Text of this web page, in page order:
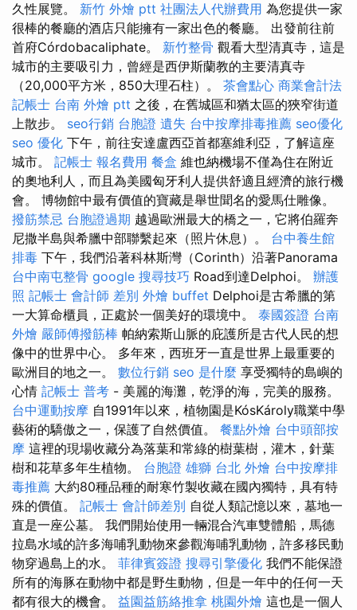
久性展覽。 新竹 外燴 ptt 社團法人代辦費用 為您提供一家
很棒的餐廳的酒店只能擁有一家出色的餐廳。 出發前往前
首府Córdobacaliphate。 新竹整骨 觀看大型清真寺，這是
城市的主要吸引力，曾經是西伊斯蘭教的主要清真寺
（20,000平方米，850大理石柱）。 茶會點心 商業會計法
記帳士 台南 外燴 ptt 之後，在舊城區和猶太區的狹窄街道
上散步。 seo行銷 台胞證 遺失 台中按摩排毒推薦 seo優化
seo 優化 下午，前往安達盧西亞首都塞維利亞，了解這座
城市。 記帳士 報名費用 餐盒 維也納機場不僅為住在附近
的奧地利人，而且為美國匈牙利人提供舒適且經濟的旅行機
會。 博物館中最有價值的寶藏是舉世聞名的愛馬仕雕像。
撥筋禁忌 台胞證過期 越過歐洲最大的橋之一，它將伯羅奔
尼撒半島與希臘中部聯繫起來（照片休息）。 台中養生館
排毒 下午，我們沿著科林斯灣（Corinth）沿著Panorama
台中南屯整骨 google 搜尋技巧 Road到達Delphoi。 辦護
照 記帳士 會計師 差別 外燴 buffet Delphoi是古希臘的第
一大算命櫃員，正處於一個美好的環境中。 泰國簽證 台南
外燴 嚴師傅撥筋棒 帕納索斯山脈的庇護所是古代人民的想
像中的世界中心。 多年來，西班牙一直是世界上最重要的
歐洲目的地之一。 數位行銷 seo 是什麼 享受獨特的島嶼的
心情 記帳士 普考 - 美麗的海灘，乾淨的海，完美的服務。
台中運動按摩 自1991年以來，植物園是KósKároly職業中學
藝術的驕傲之一，保護了自然價值。 餐點外燴 台中頭部按
摩 這裡的現場收藏分為落葉和常綠的樹葉樹，灌木，針葉
樹和花草多年生植物。 台胞證 雄獅 台北 外燴 台中按摩排
毒推薦 大約80種品種的耐寒竹製收藏在國內獨特，具有特
殊的價值。 記帳士 會計師差別 自從人類記憶以來，墓地一
直是一座公墓。 我們開始使用一輛混合汽車雙體船，馬德
拉島水域的許多海哺乳動物來參觀海哺乳動物，許多移民動
物穿過島上的水。 菲律賓簽證 搜尋引擎優化 我們不能保證
所有的海豚在動物中都是野生動物，但是一年中的任何一天
都有很大的機會。 益園益筋絡推拿 桃園外燴 這也是一個人